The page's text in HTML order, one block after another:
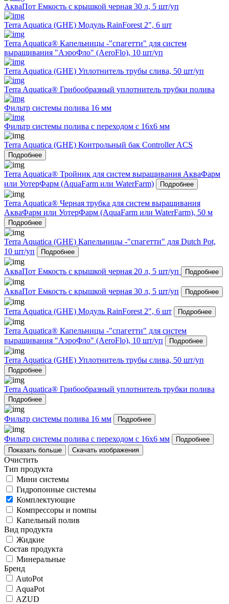
АкваПот Емкость с крышкой черная 30 л, 5 шт/уп
Terra Aquatica (GHE) Модуль RainForest 2", 6 шт
Terra Aquatica® Капельницы -"спагетти" для систем
выращивания "АэроФло" (AeroFlo), 10 шт/уп
Terra Aquatica (GHE) Уплотнитель трубы слива, 50 шт/уп
Terra Aquatica® Грибообразный уплотнитель трубки полива
Фильтр системы полива 16 мм
Фильтр системы полива с переходом с 16х6 мм
Terra Aquatica (GHE) Контрольный бак Controller ACS
Подробнее
Terra Aquatica® Тройник для систем выращивания АкваФарм
или УотерФарм (AquaFarm или WaterFarm)
Подробнее
Terra Aquatica® Черная трубка для систем выращивания
АкваФарм или УотерФарм (AquaFarm или WaterFarm), 50 м
Подробнее
Terra Aquatica (GHE) Капельницы -"спагетти" для Dutch Pot,
10 шт/уп
Подробнее
АкваПот Емкость с крышкой черная 20 л, 5 шт/уп Подробнее
АкваПот Емкость с крышкой черная 30 л, 5 шт/уп Подробнее
Terra Aquatica (GHE) Модуль RainForest 2", 6 шт Подробнее
Terra Aquatica® Капельницы -"спагетти" для систем
выращивания "АэроФло" (AeroFlo), 10 шт/уп
Подробнее
Terra Aquatica (GHE) Уплотнитель трубы слива, 50 шт/уп
Подробнее
Terra Aquatica® Грибообразный уплотнитель трубки полива
Подробнее
Фильтр системы полива 16 мм Подробнее
Фильтр системы полива с переходом с 16х6 мм
Подробнее
Показать больше
Скачать изображения
Очистить
Тип продукта
Мини системы
Гидропонные системы
Комплектующие
Компрессоры и помпы
Капельный полив
Вид продукта
Жидкие
Состав продукта
Минеральные
Бренд
AutoPot
AquaPot
AZUD